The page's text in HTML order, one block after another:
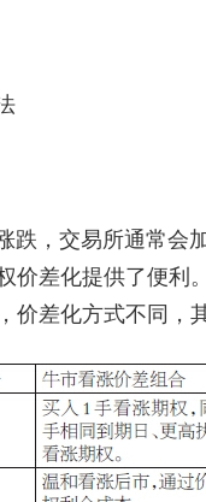
跌，交易所通常会
价差化提供了便利
价差化方式不同，